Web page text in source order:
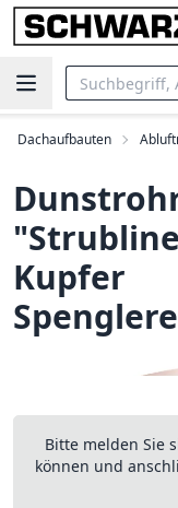
Dachaufbauten
Kupfer
Bitte melden Sie
können und